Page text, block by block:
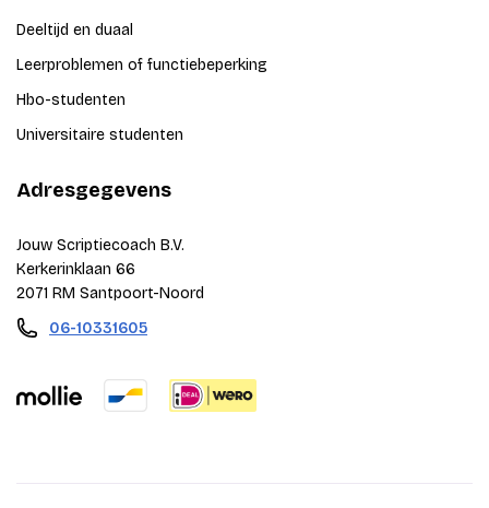
Deeltijd en duaal
Leerproblemen of functiebeperking
Hbo-studenten
Universitaire studenten
Adresgegevens
Jouw Scriptiecoach B.V.
Kerkerinklaan 66
2071 RM Santpoort-Noord
06-10331605